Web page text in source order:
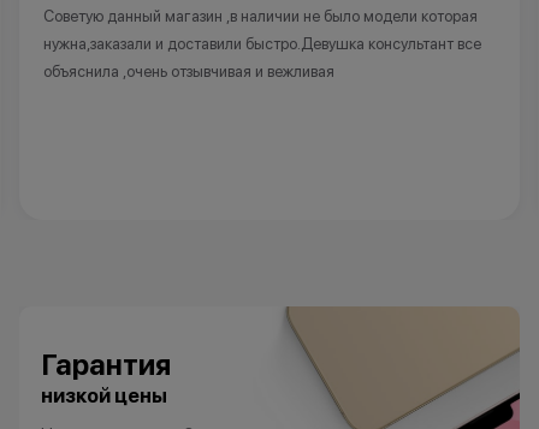
Советую данный магазин ,в наличии не было модели которая
нужна,заказали и доставили быстро.Девушка консультант все
объяснила ,очень отзывчивая и вежливая
Гарантия
низкой цены